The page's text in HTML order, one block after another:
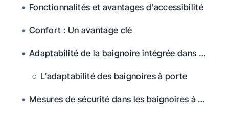
Fonctionnalités et avantages d’accessibilité
Confort : Un avantage clé
Adaptabilité de la baignoire intégrée dans la porte
L’adaptabilité des baignoires à porte
Mesures de sécurité dans les baignoires à porte